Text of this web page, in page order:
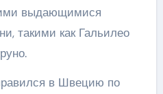
выдающимися
такими как Гальилео
в Швецию по